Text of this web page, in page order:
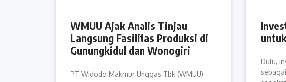
WMUU Ajak Analis Tinjau
Langsung Fasilitas Produksi di
Gunungkidul dan Wonogiri
PT Widodo Makmur Unggas Tbk (WMUU)
Dulu,